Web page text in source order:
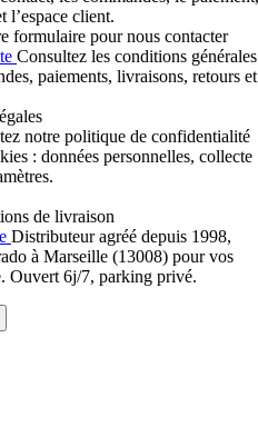
l’espace client.
formulaire pour nous contacter
Consultez les conditions générales
paiements, livraisons, retours et
notre politique de confidentialité
: données personnelles, collecte
de livraison
Distributeur agréé depuis 1998,
à Marseille (13008) pour vos
Ouvert 6j/7, parking privé.